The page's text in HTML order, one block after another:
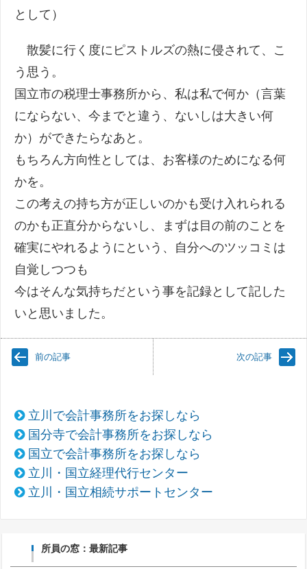
として）
散髪に行く度にピストルズの熱に侵されて、こ
う思う。
国立市の税理士事務所から、私は私で何か（言葉
にならない、今までと違う、ないしは大きい何
か）ができたらなあと。
もちろん方向性としては、お客様のためになる何
かを。
この考えの持ち方が正しいのかも受け入れられる
のかも正直分からないし、まずは目の前のことを
確実にやれるようにという、自分へのツッコミは
自覚しつつも
今はそんな気持ちだという事を記録として記した
いと思いました。
前の記事 次の記事
立川で会計事務所をお探しなら
国分寺で会計事務所をお探しなら
国立で会計事務所をお探しなら
立川・国立経理代行センター
立川・国立相続サポートセンター
所員の窓：最新記事